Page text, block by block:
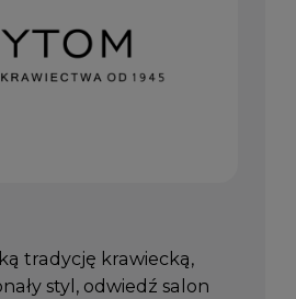
tradycję krawiecką,
styl, odwiedź salon